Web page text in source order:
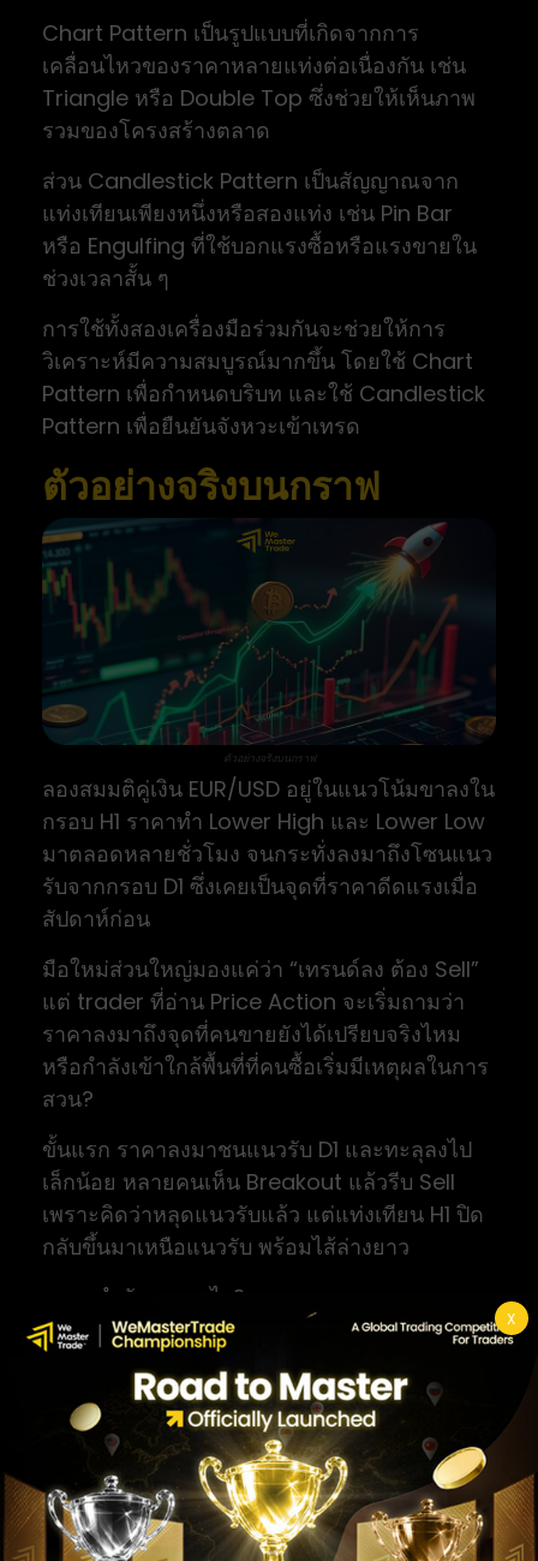
X
Chart Pattern เป็นรูปแบบที่เกิดจากการ
เคลื่อนไหวของราคาหลายแท่งต่อเนื่องกัน เช่น
Triangle หรือ Double Top ซึ่งช่วยให้เห็นภาพ
รวมของโครงสร้างตลาด
ส่วน Candlestick Pattern เป็นสัญญาณจาก
แท่งเทียนเพียงหนึ่งหรือสองแท่ง เช่น Pin Bar
หรือ Engulfing ที่ใช้บอกแรงซื้อหรือแรงขายใน
ช่วงเวลาสั้น ๆ
การใช้ทั้งสองเครื่องมือร่วมกันจะช่วยให้การ
วิเคราะห์มีความสมบูรณ์มากขึ้น โดยใช้ Chart
Pattern เพื่อกำหนดบริบท และใช้ Candlestick
Pattern เพื่อยืนยันจังหวะเข้าเทรด
ตัวอย่างจริงบนกราฟ
ตัวอย่างจริงบนกราฟ
ลองสมมติคู่เงิน EUR/USD อยู่ในแนวโน้มขาลงใน
กรอบ H1 ราคาทำ Lower High และ Lower Low
มาตลอดหลายชั่วโมง จนกระทั่งลงมาถึงโซนแนว
รับจากกรอบ D1 ซึ่งเคยเป็นจุดที่ราคาดีดแรงเมื่อ
สัปดาห์ก่อน
มือใหม่ส่วนใหญ่มองแค่ว่า “เทรนด์ลง ต้อง Sell”
แต่ trader ที่อ่าน Price Action จะเริ่มถามว่า
ราคาลงมาถึงจุดที่คนขายยังได้เปรียบจริงไหม
หรือกำลังเข้าใกล้พื้นที่ที่คนซื้อเริ่มมีเหตุผลในการ
สวน?
ขั้นแรก ราคาลงมาชนแนวรับ D1 และทะลุลงไป
เล็กน้อย หลายคนเห็น Breakout แล้วรีบ Sell
เพราะคิดว่าหลุดแนวรับแล้ว แต่แท่งเทียน H1 ปิด
กลับขึ้นมาเหนือแนวรับ พร้อมไส้ล่างยาว
ตลาดกำลังบอกอะไร?
ตลาดบอกว่าการหลุดแนวรับอาจไม่ใช่การเบรก
จริง แต่เป็นการกวาด Stop Loss ของคนที่ Buy
ก่อนหน้า และดึง Sell breakout เข้ามาติดกับ
ผู้ซื้อกำลังคิดอะไร?
ผู้ซื้อที่รอราคาถูกเริ่มเข้ามา เพราะเห็นว่าตลาดไม่
ยอมปิดต่ำกว่าแนวรับสำคัญ